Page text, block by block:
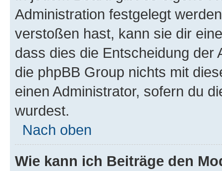
Administration festgelegt
verstoßen hast, kann sie dir
dass dies die Entscheidung der
die phpBB Group nichts mit
einen Administrator, sofern du
wurdest.
Nach oben
Wie kann ich Beiträge den